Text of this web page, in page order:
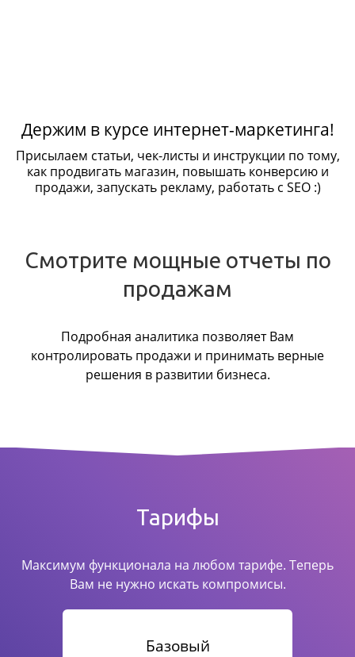
Держим в курсе интернет-маркетинга!
Присылаем статьи, чек-листы и инструкции по тому,
как продвигать магазин, повышать конверсию и
продажи, запускать рекламу, работать с SEO :)
Смотрите мощные отчеты по
продажам
Подробная аналитика позволяет Вам
контролировать продажи и принимать верные
решения в развитии бизнеса.
Тарифы
Максимум функционала на любом тарифе. Теперь
Вам не нужно искать компромисы.
Базовый